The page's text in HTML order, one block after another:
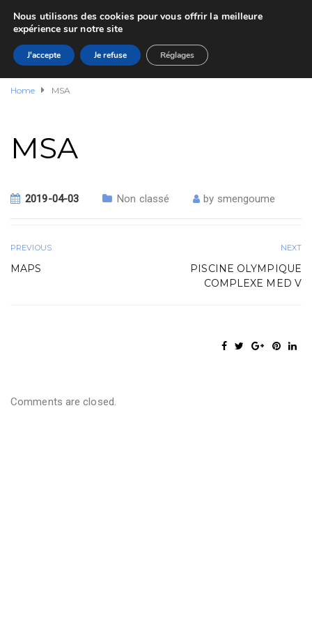
Home MSA
MSA
2019-04-03 Non classé by smengoume
PREVIOUS
MAPS
NEXT
PISCINE OLYMPIQUE
COMPLEXE MED V
Comments are closed.
Nous utilisons des cookies pour vous offrir la meilleure
expérience sur notre site
J'accepte Je refuse Réglages